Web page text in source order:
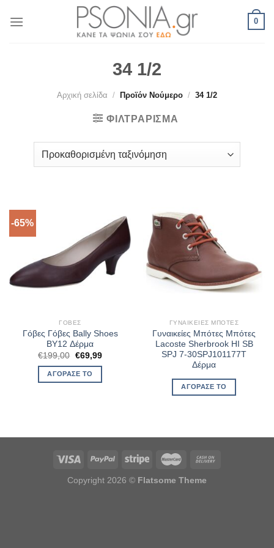
0
34 1/2
Αρχική σελίδα / Προϊόν Νούμερο / 34 1/2
ΦΙΛΤΡΆΡΙΣΜΑ
-65%
ΓΌΒΕΣ
Γόβες Γόβες Bally Shoes
BY12 Δέρμα
€199,00 Original
price
was:
€199,00.
€69,99Η
ΑΓΌΡΑΣΈ ΤΟ
ΓΥΝΑΙΚΕΊΕΣ ΜΠΌΤΕΣ
Γυναικείες Μπότες Μπότες
Lacoste Sherbrook HI SB
SPJ 7-30SPJ101177T
Δέρμα
ΑΓΌΡΑΣΈ ΤΟ
Copyright 2026 © Flatsome Theme